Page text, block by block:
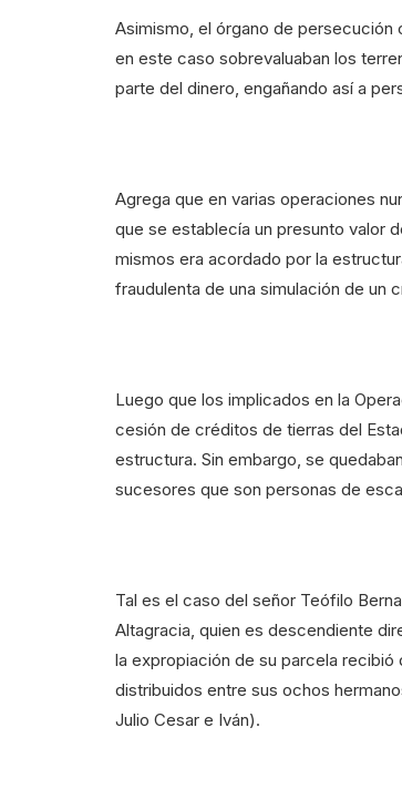
Asimismo, el órgano de
en este caso sobrevaluaban los
parte del dinero, engañando así a
Agrega que en varias operaciones
que se establecía un presunto valor
mismos era acordado por la
fraudulenta de una simulación de un
Luego que los implicados en la
cesión de créditos de tierras del
estructura. Sin embargo, se
sucesores que son personas de
Tal es el caso del señor Teófilo
Altagracia, quien es descendiente
la expropiación de su parcela
distribuidos entre sus ochos
Julio Cesar e Iván).